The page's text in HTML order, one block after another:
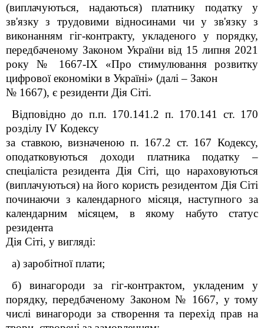
(виплачуються, надаються) платнику податку у
зв'язку з трудовими відносинами чи у зв'язку з
виконанням гіг-контракту, укладеного у порядку,
передбаченому Законом України від 15 липня 2021
року № 1667-ІХ «Про стимулювання розвитку
цифрової економіки в Україні» (далі – Закон
№ 1667), є резиденти Дія Сіті.
Відповідно до п.п. 170.141 .2 п. 170.141
ст. 170
розділу IV Кодексу
за ставкою, визначеною п. 167.2 ст. 167 Кодексу,
оподатковуються доходи платника податку –
спеціаліста резидента Дія Сіті, що нараховуються
(виплачуються) на його користь резидентом Дія Сіті
починаючи з календарного місяця, наступного за
календарним місяцем, в якому набуто статус
резидента
Дія Сіті, у вигляді:
а) заробітної плати;
б) винагороди за гіг-контрактом, укладеним у
порядку, передбаченому Законом № 1667, у тому
числі винагороди за створення та перехід прав на